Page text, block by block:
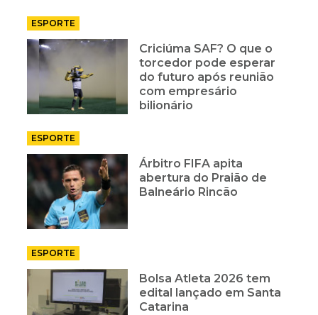
ESPORTE
Criciúma SAF? O que o
torcedor pode esperar
do futuro após reunião
com empresário
bilionário
ESPORTE
Árbitro FIFA apita
abertura do Praião de
Balneário Rincão
ESPORTE
Bolsa Atleta 2026 tem
edital lançado em Santa
Catarina